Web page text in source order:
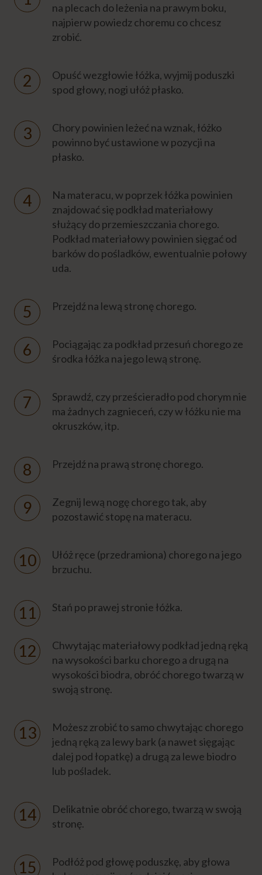
Jak pomóc choremu w toalecie?
Jak przewinąć chorego, jak zmienić pieluchę
choremu?
Jaka bielizna (piżama) jest najlepsza dla
chorego leżącego?
MYCIE CHOREGO
PIELĘGNACJA CHOREGO
PROFILAKTYKA
ŻYWIENIE CHOREGO
DIETA CHOREGO
FIZJOTERAPIA CHOREGO
OSTATNIE GODZINY ŻYCIA
Formalności
Niezbędnik opiekuna
Eksperci
Napisz do nas
na plecach do leżenia na prawym boku,
najpierw powiedz choremu co chcesz
zrobić.
Opuść wezgłowie łóżka, wyjmij poduszki
spod głowy, nogi ułóż płasko.
Chory powinien leżeć na wznak, łóżko
powinno być ustawione w pozycji na
płasko.
Na materacu, w poprzek łóżka powinien
znajdować się podkład materiałowy
służący do przemieszczania chorego.
Podkład materiałowy powinien sięgać od
barków do pośladków, ewentualnie połowy
uda.
Przejdź na lewą stronę chorego.
Pociągając za podkład przesuń chorego ze
środka łóżka na jego lewą stronę.
Sprawdź, czy prześcieradło pod chorym nie
ma żadnych zagnieceń, czy w łóżku nie ma
okruszków, itp.
Przejdź na prawą stronę chorego.
Zegnij lewą nogę chorego tak, aby
pozostawić stopę na materacu.
Ułóż ręce (przedramiona) chorego na jego
brzuchu.
Stań po prawej stronie łóżka.
Chwytając materiałowy podkład jedną ręką
na wysokości barku chorego a drugą na
wysokości biodra, obróć chorego twarzą w
swoją stronę.
Możesz zrobić to samo chwytając chorego
jedną ręką za lewy bark (a nawet sięgając
dalej pod łopatkę) a drugą za lewe biodro
lub pośladek.
Delikatnie obróć chorego, twarzą w swoją
stronę.
Podłóż pod głowę poduszkę, aby głowa